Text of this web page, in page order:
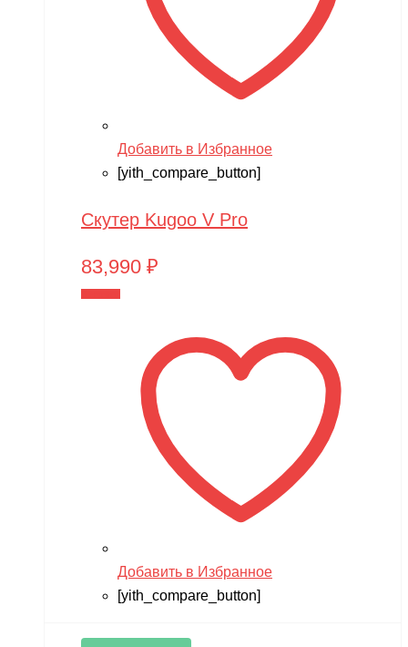
Добавить в Избранное
[yith_compare_button]
Скутер Kugoo V Pro
83,990 ₽
Добавить в Избранное
[yith_compare_button]